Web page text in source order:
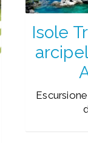
Isole